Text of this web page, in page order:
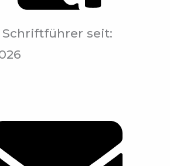
Schriftführer seit: